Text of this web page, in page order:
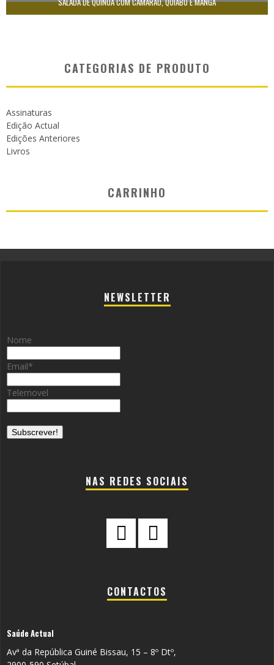
CATEGORIAS DE PRODUTO
Assinaturas
Edição Actual
Edições Anteriores
Livros
CARRINHO
NEWSLETTER
Nome
Email*
Telemovel
NAS REDES SOCIAIS
CONTACTOS
Saúde Actual
Avª da República Guiné Bissau, 15 – 8º Dtº,